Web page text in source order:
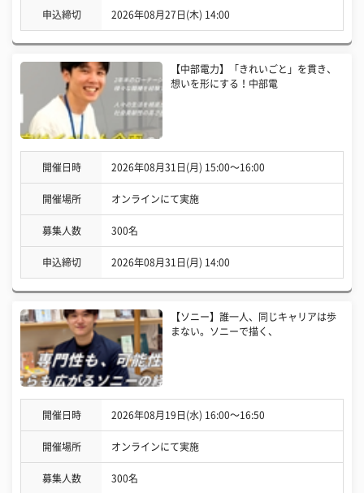
申込締切 2026年08月27日(木) 14:00
【中部電力】「きれいごと」を貫き、
想いを形にする！中部電
開催日時 2026年08月31日(月) 15:00〜16:00
開催場所 オンラインにて実施
募集人数 300名
申込締切 2026年08月31日(月) 14:00
【ソニー】誰一人、同じキャリアは歩
まない。ソニーで描く、
開催日時 2026年08月19日(水) 16:00〜16:50
開催場所 オンラインにて実施
募集人数 300名